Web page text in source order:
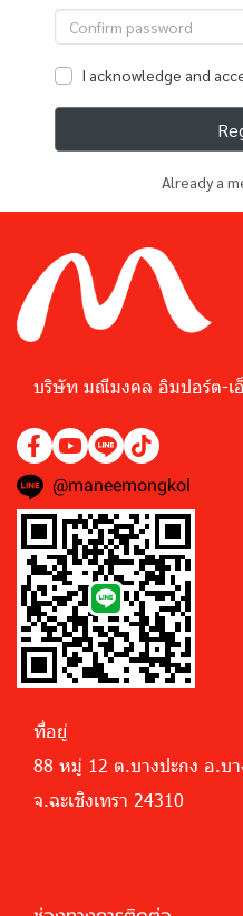
I acknowledge and
Already a
บริษัท มณีมงคล อิมปอร์ต-เ
@maneemongkol
ที่อยู่
88 หมู่ 12 ต.บางปะกง อ.บา
จ.ฉะเชิงเทรา 24310